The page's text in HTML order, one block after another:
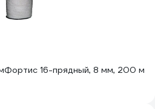
16-прядный, 8 мм, 200 м